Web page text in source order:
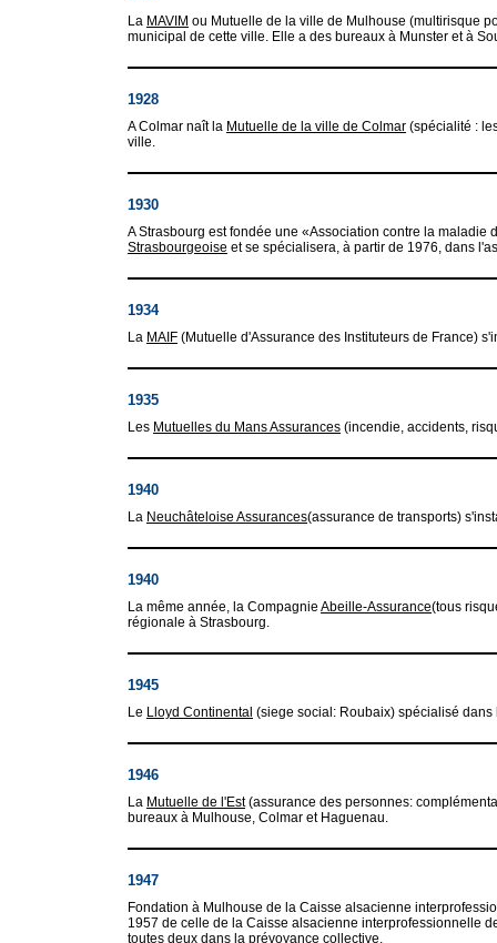
La MAVIM ou Mutuelle de la ville de Mulhouse (multirisque
municipal de cette ville. Elle a des bureaux à Munster et à
1928
A Colmar naît la Mutuelle de la ville de Colmar (spécialité :
ville.
1930
A Strasbourg est fondée une «Association contre la
Strasbourgeoise et se spécialisera, à partir de 1976, dans
1934
La MAIF (Mutuelle d'Assurance des Instituteurs de France)
1935
Les Mutuelles du Mans Assurances (incendie, accidents,
1940
La Neuchâteloise Assurances(assurance de transports)
1940
La même année, la Compagnie Abeille-Assurance(tous
régionale à Strasbourg.
1945
Le Lloyd Continental (siege social: Roubaix) spécialisé
1946
La Mutuelle de l'Est(assurance des personnes:
bureaux à Mulhouse, Colmar et Haguenau.
1947
Fondation à Mulhouse de la Caisse alsacienne
1957 de celle de la Caisse alsacienne interprofessionnelle
toutes deux dans la prévoyance collective.